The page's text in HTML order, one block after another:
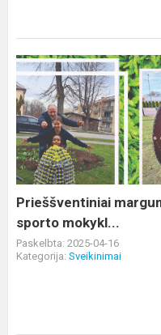
Prieššventiniai
margumynai
Alytaus
r.
meno
ir
sporto
mokykl...
Prieššventiniai
sporto mokykl...
Paskelbta: 2025-04-16
Kategorija: Sveikinimai